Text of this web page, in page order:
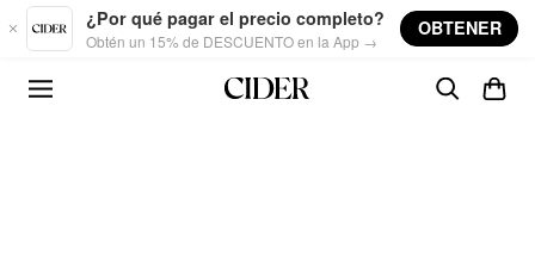
Skip to main content
¿Por qué pagar el precio completo?
Obtén un 15% de DESCUENTO en la App →
OBTENER